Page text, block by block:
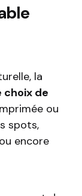
la
choix de
ou
spots,
encore